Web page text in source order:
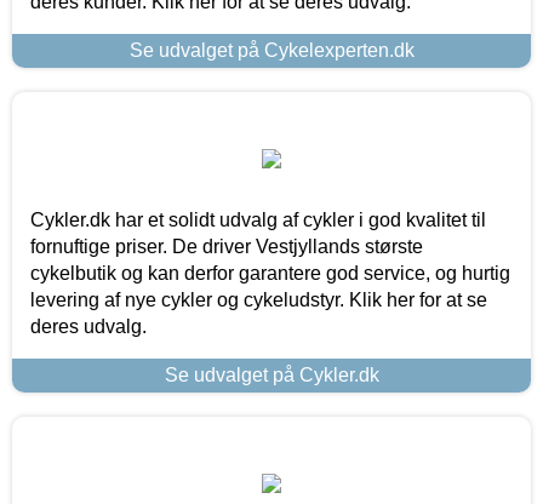
Se udvalget på Cykelexperten.dk
Cykler.dk har et solidt udvalg af cykler i god kvalitet til
fornuftige priser. De driver Vestjyllands største
cykelbutik og kan derfor garantere god service, og hurtig
levering af nye cykler og cykeludstyr. Klik her for at se
deres udvalg.
Se udvalget på Cykler.dk